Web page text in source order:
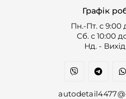
Графік
Пн.-Пт. с 9:00
Cб. с 10:00
Нд. -